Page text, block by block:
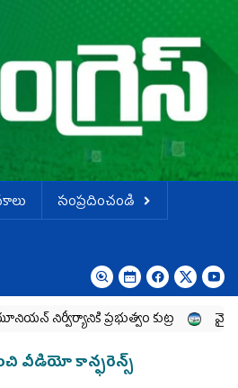
సంప్రదించండి
ప్రభుత్వం కుట్ర వైయ‌స్
వీడియో కాన్ఫరెన్స్‌